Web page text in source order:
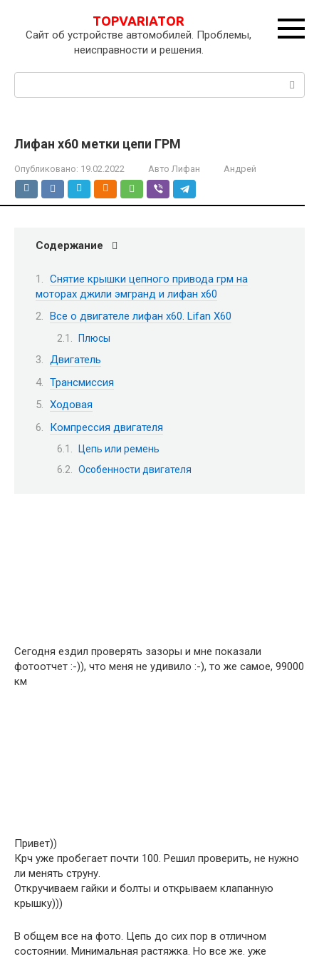
контенту
TOPVARIATOR
Сайт об устройстве автомобилей. Проблемы,
неисправности и решения.
Поиск:
Лифан х60 метки цепи ГРМ
Опубликовано: 19.02.2022 Авто Лифан Андрей
Содержание
Снятие крышки цепного привода грм на
моторах джили эмгранд и лифан х60
Все о двигателе лифан х60. Lifan X60
Плюсы
Двигатель
Трансмиссия
Ходовая
Компрессия двигателя
Цепь или ремень
Особенности двигателя
Сегодня ездил проверять зазоры и мне показали
фотоотчет :-)), что меня не удивило :-), то же самое, 99000
км
Привет))
Крч уже пробегает почти 100. Решил проверить, не нужно
ли менять струну.
Откручиваем гайки и болты и открываем клапанную
крышку)))
В общем все на фото. Цепь до сих пор в отличном
состоянии. Минимальная растяжка. Но все же. уже